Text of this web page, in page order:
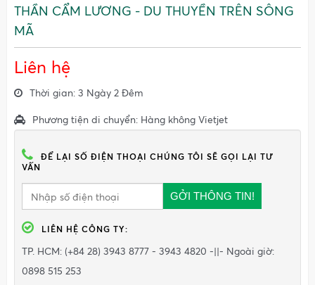
THẦN CẨM LƯƠNG - DU THUYỀN TRÊN SÔNG
MÃ
Liên hệ
Thời gian: 3 Ngày 2 Đêm
Phương tiện di chuyển: Hàng không Vietjet
ĐỂ LẠI SỐ ĐIỆN THOẠI CHÚNG TÔI SẼ GỌI LẠI TƯ
VẤN
GỞI THÔNG TIN!
LIÊN HỆ CÔNG TY:
TP. HCM: (+84 28) 3943 8777 - 3943 4820 -||- Ngoài giờ:
0898 515 253